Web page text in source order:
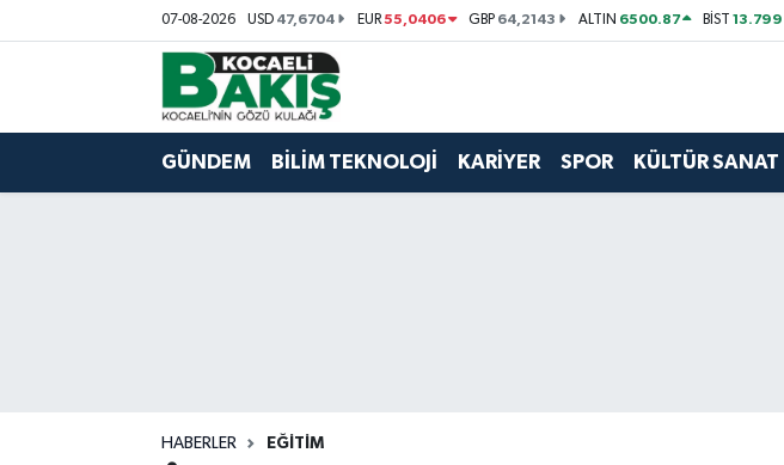
07-08-2026 USD 47,6704 EUR55,0406 GBP 64,2143 ALTIN 6500.87 BİST13.799
GÜNDEM BİLİM TEKNOLOJİ KARİYER SPOR KÜLTÜR SANAT
HABERLER EĞİTİM
Kocaeli Nöbetçi Eczaneler
Kocaeli Hava Durumu